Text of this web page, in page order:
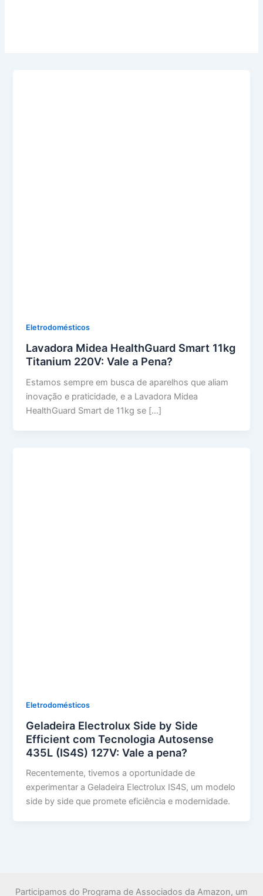
Eletrodomésticos
Lavadora Midea HealthGuard Smart 11kg
Titanium 220V: Vale a Pena?
Estamos sempre em busca de aparelhos que aliam
inovação e praticidade, e a Lavadora Midea
HealthGuard Smart de 11kg se […]
Eletrodomésticos
Geladeira Electrolux Side by Side
Efficient com Tecnologia Autosense
435L (IS4S) 127V: Vale a pena?
Recentemente, tivemos a oportunidade de
experimentar a Geladeira Electrolux IS4S, um modelo
side by side que promete eficiência e modernidade.
Participamos do Programa de Associados da Amazon, um